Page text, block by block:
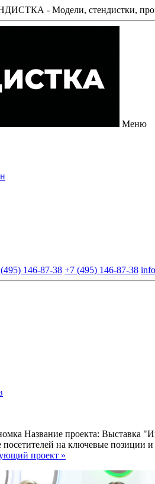
- Модели, стендистки,
Меню
146-87-38 +7 (495) 146-87-38
Название проекта: Выставка
на ключевые позиции
проект »